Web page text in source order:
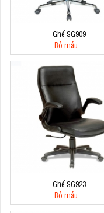
Ghế SG909
Bỏ mẫu
Ghế SG923
Bỏ mẫu